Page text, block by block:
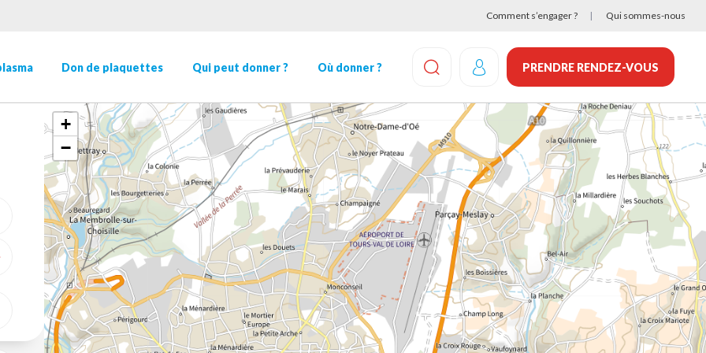
Comment s’engager ? Qui sommes-nous
Don de plaquettes Qui peut donner ? Où donner ?
EFFECTUEZ UNE RECHERCHE
PRENDRE RENDEZ-VOUS
GÉOLOCALISER
+
−